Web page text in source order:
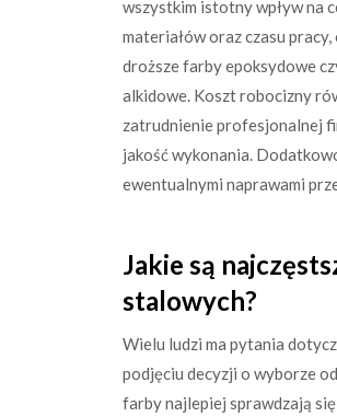
wszystkim istotny wpływ na
materiałów oraz czasu
droższe farby epoksydowe
alkidowe. Koszt robocizny
zatrudnienie profesjonalnej
jakość wykonania.
ewentualnymi naprawami
Jakie są
stalowych?
Wielu ludzi ma pytania
podjęciu decyzji o wyborze
farby najlepiej sprawdzają